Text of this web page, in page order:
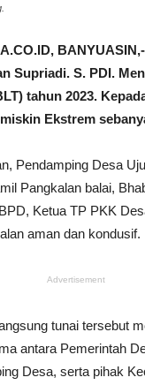
Supriadi. S. PDI.
tahun 2023.
Ekstrem
Pendamping Desa
Pangkalan balai,
Ketua TP PKK
aman dan kondusif.
Advertisement
tunai tersebut
antara Pemerintah
Desa, serta pihak